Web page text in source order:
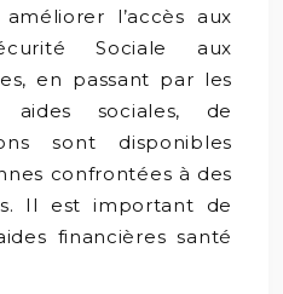
l’accès aux
Sociale aux
en passant par les
sociales, de
sont disponibles
confrontées à des
Il est important de
financières santé